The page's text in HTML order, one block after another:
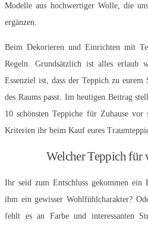
Modelle aus hochwertiger Wolle, die
ergänzen.
Beim Dekorieren und Einrichten mit
Regeln. Grundsätzlich ist alles erlaub
Essenziel ist, dass der Teppich zu eurem
des Raums passt. Im heutigen Beitrag
10 schönsten Teppiche für Zuhause vor
Kriterien ihr beim Kauf eures
Welcher Teppich für
Ihr seid zum Entschluss gekommen
ihm ein gewisser Wohlfühlcharakter?
fehlt es an Farbe und interessanten